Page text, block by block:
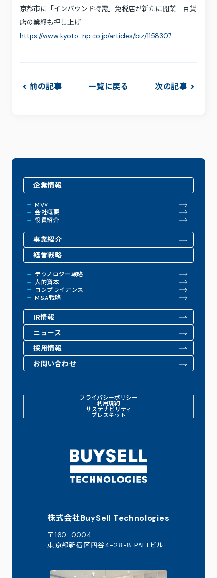
京都市に「インバウンド特需」免税店が新たに開業 百貨
店の業績も押し上げ
https://www.kyoto-np.co.jp/articles/biz/1158307
一覧に戻る
前の記事 次の記事
株式会社BuySell Technologies
〒160-0004
東京都新宿区四谷4-28-8 PALTビル
企業情報
MVV
会社概要
役員紹介
事業紹介
経営戦略
テクノロジー戦略
人的資本
コンプライアンス
M&A戦略
IR情報
ニュース
採用情報
お問い合わせ
プライバシーポリシー
利用規約
サステナビリティ
プレスキット